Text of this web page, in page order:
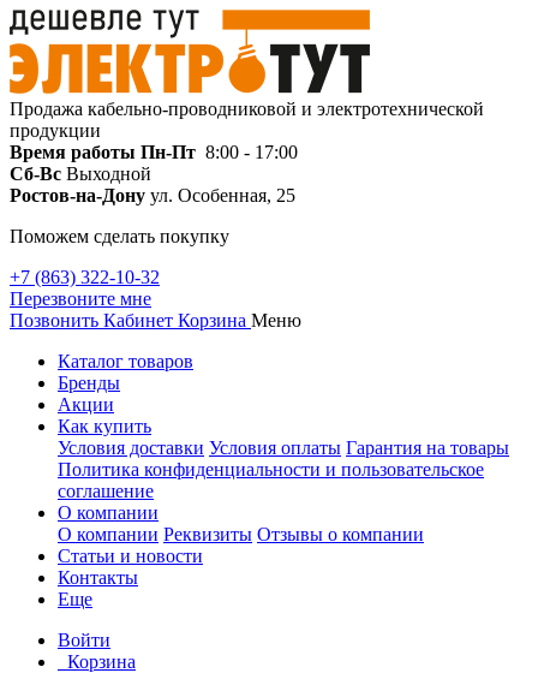
Продажа кабельно-проводниковой и электротехнической
продукции
Время работы Пн-Пт 8:00 - 17:00
Сб-Вс Выходной
Ростов-на-Дону ул. Особенная, 25
Поможем сделать покупку
+7 (863) 322-10-32
Перезвоните мне
Позвонить Кабинет Корзина Меню
Каталог товаров
Бренды
Акции
Как купить
Условия доставки Условия оплаты Гарантия на товары
Политика конфиденциальности и пользовательское
соглашение
О компании
О компании Реквизиты Отзывы о компании
Статьи и новости
Контакты
Еще
Войти
Корзина